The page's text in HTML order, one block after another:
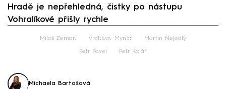
Hradě je nepřehledná, čistky po nástupu
Vohralíkové přišly rychle
Failed to fetch
Miloš Zeman Vratislav Mynář Martin Nejedlý
Petr Pavel Petr Kolář
Michaela Bartošová